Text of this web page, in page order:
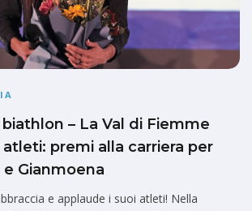
– La Val di Fiemme
atleti: premi alla carriera per
Gianmoena
e applaude i suoi atleti! Nella